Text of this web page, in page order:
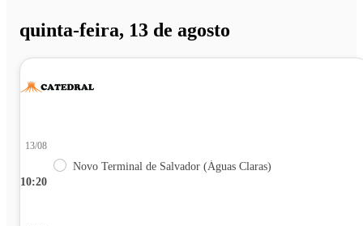
quinta-feira, 13 de agosto
10:20
13/08
Novo Terminal de Salvador (Águas Claras)